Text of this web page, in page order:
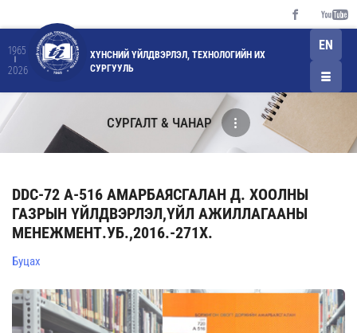
1965
2026
ХҮНСНИЙ ҮЙЛДВЭРЛЭЛ, ТЕХНОЛОГИЙН ИХ
СУРГУУЛЬ
EN
СУРГАЛТ & ЧАНАР
DDC-72 А-516 АМАРБАЯСГАЛАН Д. ХООЛНЫ
ГАЗРЫН ҮЙЛДВЭРЛЭЛ,ҮЙЛ АЖИЛЛАГААНЫ
МЕНЕЖМЕНТ.УБ.,2016.-271Х.
Буцах